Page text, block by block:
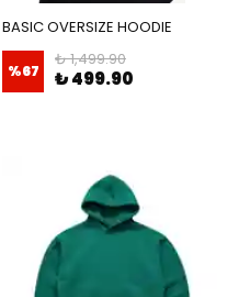
BASIC OVERSIZE HOODIE
%67
₺ 1,499.90
₺ 499.90